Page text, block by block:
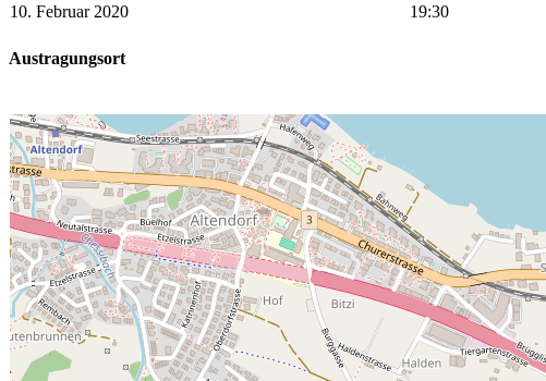
10. Februar 2020
19:30
Austragungsort